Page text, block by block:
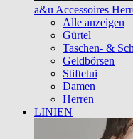
a&u Accessoires
Alle anzeigen
Gürtel
Taschen- &
Geldbörsen
Stiftetui
Damen
Herren
LINIEN